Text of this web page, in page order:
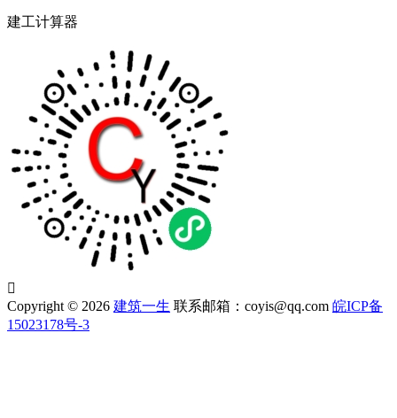
建工计算器

Copyright © 2026 建筑一生 联系邮箱：coyis@qq.com 皖ICP备
15023178号-3